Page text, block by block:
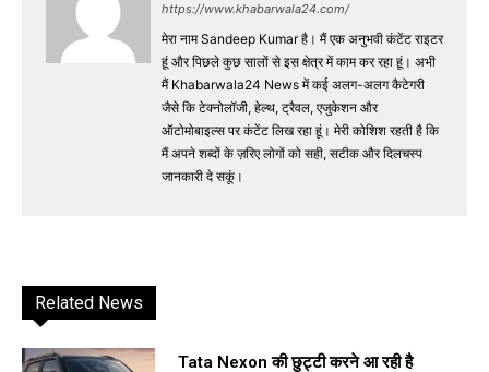
https://www.khabarwala24.com/
मेरा नाम Sandeep Kumar है। मैं एक अनुभवी कंटेंट राइटर
हूं और पिछले कुछ सालों से इस क्षेत्र में काम कर रहा हूं। अभी
मैं Khabarwala24 News में कई अलग-अलग कैटेगरी
जैसे कि टेक्नोलॉजी, हेल्थ, ट्रैवल, एजुकेशन और
ऑटोमोबाइल्स पर कंटेंट लिख रहा हूं। मेरी कोशिश रहती है कि
मैं अपने शब्दों के ज़रिए लोगों को सही, सटीक और दिलचस्प
जानकारी दे सकूं।
Related News
Tata Nexon की छुट्टी करने आ रही है